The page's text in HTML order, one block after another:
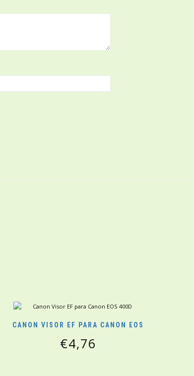
CANON VISOR EF PARA CANON EOS
€4,76